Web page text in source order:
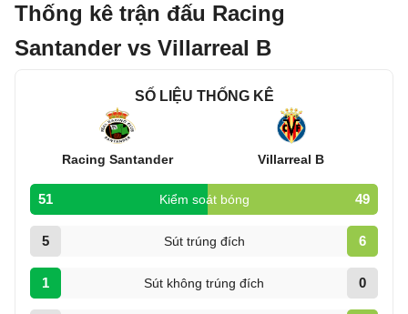
Thống kê trận đấu Racing
Santander vs Villarreal B
SỐ LIỆU THỐNG KÊ
Racing Santander Villarreal B
51 Kiểm soát bóng 49
5 Sút trúng đích 6
1 Sút không trúng đích 0